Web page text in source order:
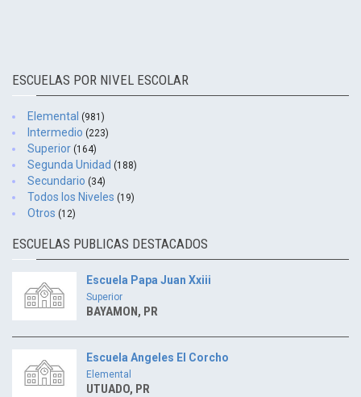
ESCUELAS POR NIVEL ESCOLAR
Elemental (981)
Intermedio (223)
Superior (164)
Segunda Unidad (188)
Secundario (34)
Todos los Niveles (19)
Otros (12)
ESCUELAS PUBLICAS DESTACADOS
Escuela Papa Juan Xxiii
Superior
BAYAMON, PR
Escuela Angeles El Corcho
Elemental
UTUADO, PR